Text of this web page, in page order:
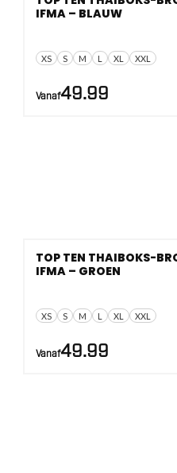
XS S M L XL XXL
IFMA – BLAUW
Vanaf49.99
XS S M L XL XXL
TOP TEN THAIBOKS-
IFMA – GROEN
Vanaf49.99